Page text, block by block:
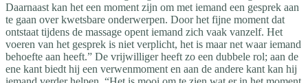
Daarnaast kan het een moment zijn om met iemand een gesprek aan
te gaan over kwetsbare onderwerpen. Door het fijne moment dat
ontstaat tijdens de massage opent iemand zich vaak vanzelf. Het
voeren van het gesprek is niet verplicht, het is maar net waar iemand
behoefte aan heeft.” De vrijwilliger heeft zo een dubbele rol; aan de
ene kant biedt hij een verwenmoment en aan de andere kant kan hij